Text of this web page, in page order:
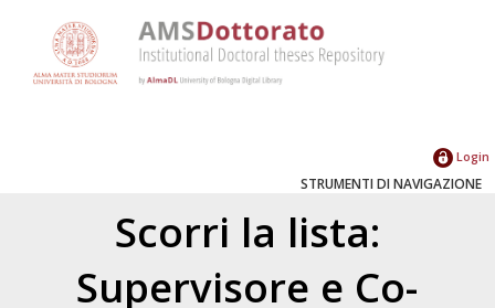
Login
STRUMENTI DI NAVIGAZIONE
Scorri la lista:
Supervisore e Co-